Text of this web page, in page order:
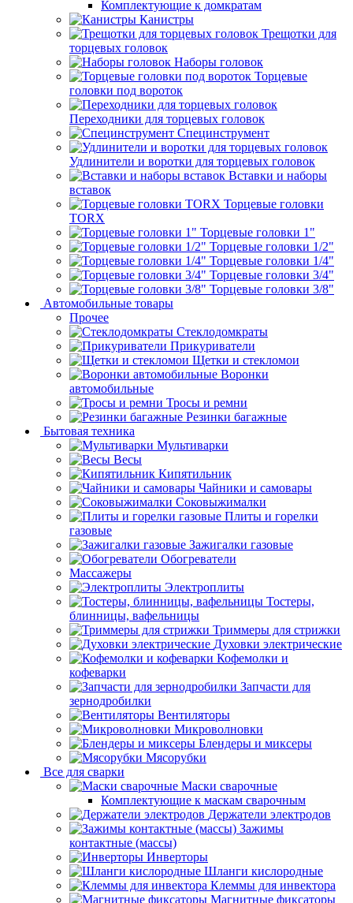
Комплектующие к домкратам
Канистры
Трещотки для
торцевых головок
Наборы головок
Торцевые
головки под вороток
Переходники для торцевых головок
Специнструмент
Удлинители и воротки для торцевых головок
Вставки и наборы
вставок
Торцевые головки
TORX
Торцевые головки 1"
Торцевые головки 1/2"
Торцевые головки 1/4"
Торцевые головки 3/4"
Торцевые головки 3/8"
Автомобильные товары
Прочее
Стеклодомкраты
Прикуриватели
Щетки и стекломои
Воронки
автомобильные
Тросы и ремни
Резинки багажные
Бытовая техника
Мультиварки
Весы
Кипятильник
Чайники и самовары
Соковыжималки
Плиты и горелки
газовые
Зажигалки газовые
Обогреватели
Массажеры
Электроплиты
Тостеры,
блинницы, вафельницы
Триммеры для стрижки
Духовки электрические
Кофемолки и
кофеварки
Запчасти для
зернодробилки
Вентиляторы
Микроволновки
Блендеры и миксеры
Мясорубки
Все для сварки
Маски сварочные
Комплектующие к маскам сварочным
Держатели электродов
Зажимы
контактные (массы)
Инверторы
Шланги кислородные
Клеммы для инвектора
Магнитные фиксаторы